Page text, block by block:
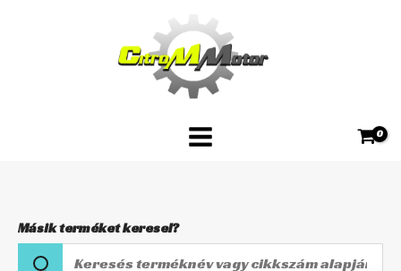
Másik terméket keresel?
Keresés